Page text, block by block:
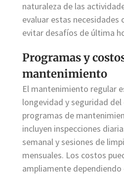
naturaleza de las
evaluar estas necesidades
evitar desafíos de última
Programas y
mantenimiento
El mantenimiento regular
longevidad y seguridad
programas de
incluyen inspecciones
semanal y sesiones de
mensuales. Los costos
ampliamente